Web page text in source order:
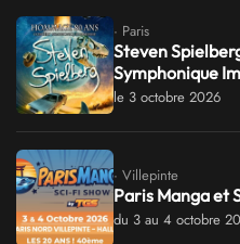
· Paris
Steven
Symphonique
le 3 octobre 2026
· Villepinte
Paris Manga et
du 3 au 4 octobre